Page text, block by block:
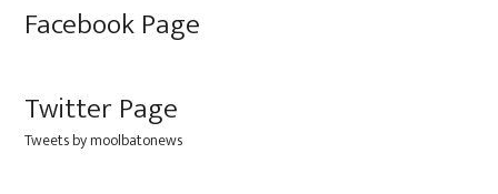
Facebook Page
Twitter Page
Tweets by moolbatonews